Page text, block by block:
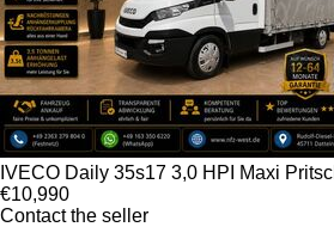
IVECO Daily 35s17 3,0 HPI Maxi
€10,990
Contact the seller